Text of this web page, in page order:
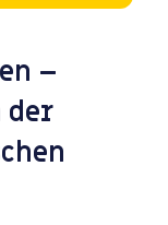
–
der